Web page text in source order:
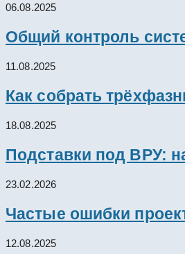
06.08.2025
Общий контроль
11.08.2025
Как собрать
18.08.2025
Подставки под ВРУ:
23.02.2026
Частые ошибки
12.08.2025